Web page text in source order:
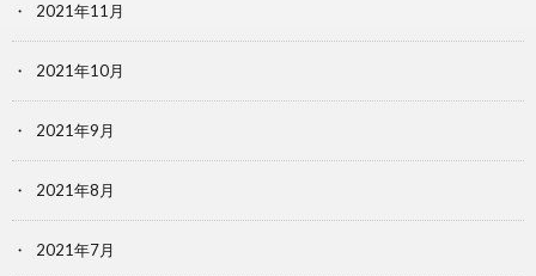
2021年11月
2021年10月
2021年9月
2021年8月
2021年7月